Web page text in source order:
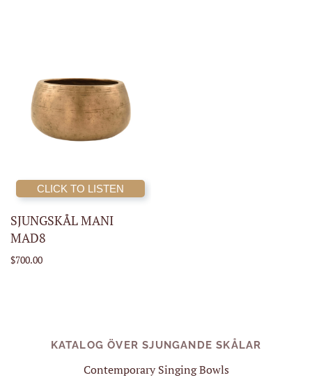
CLICK TO LISTEN
SJUNGSKÅL MANI
MAD8
$700.00
KATALOG ÖVER SJUNGANDE SKÅLAR
Contemporary Singing Bowls